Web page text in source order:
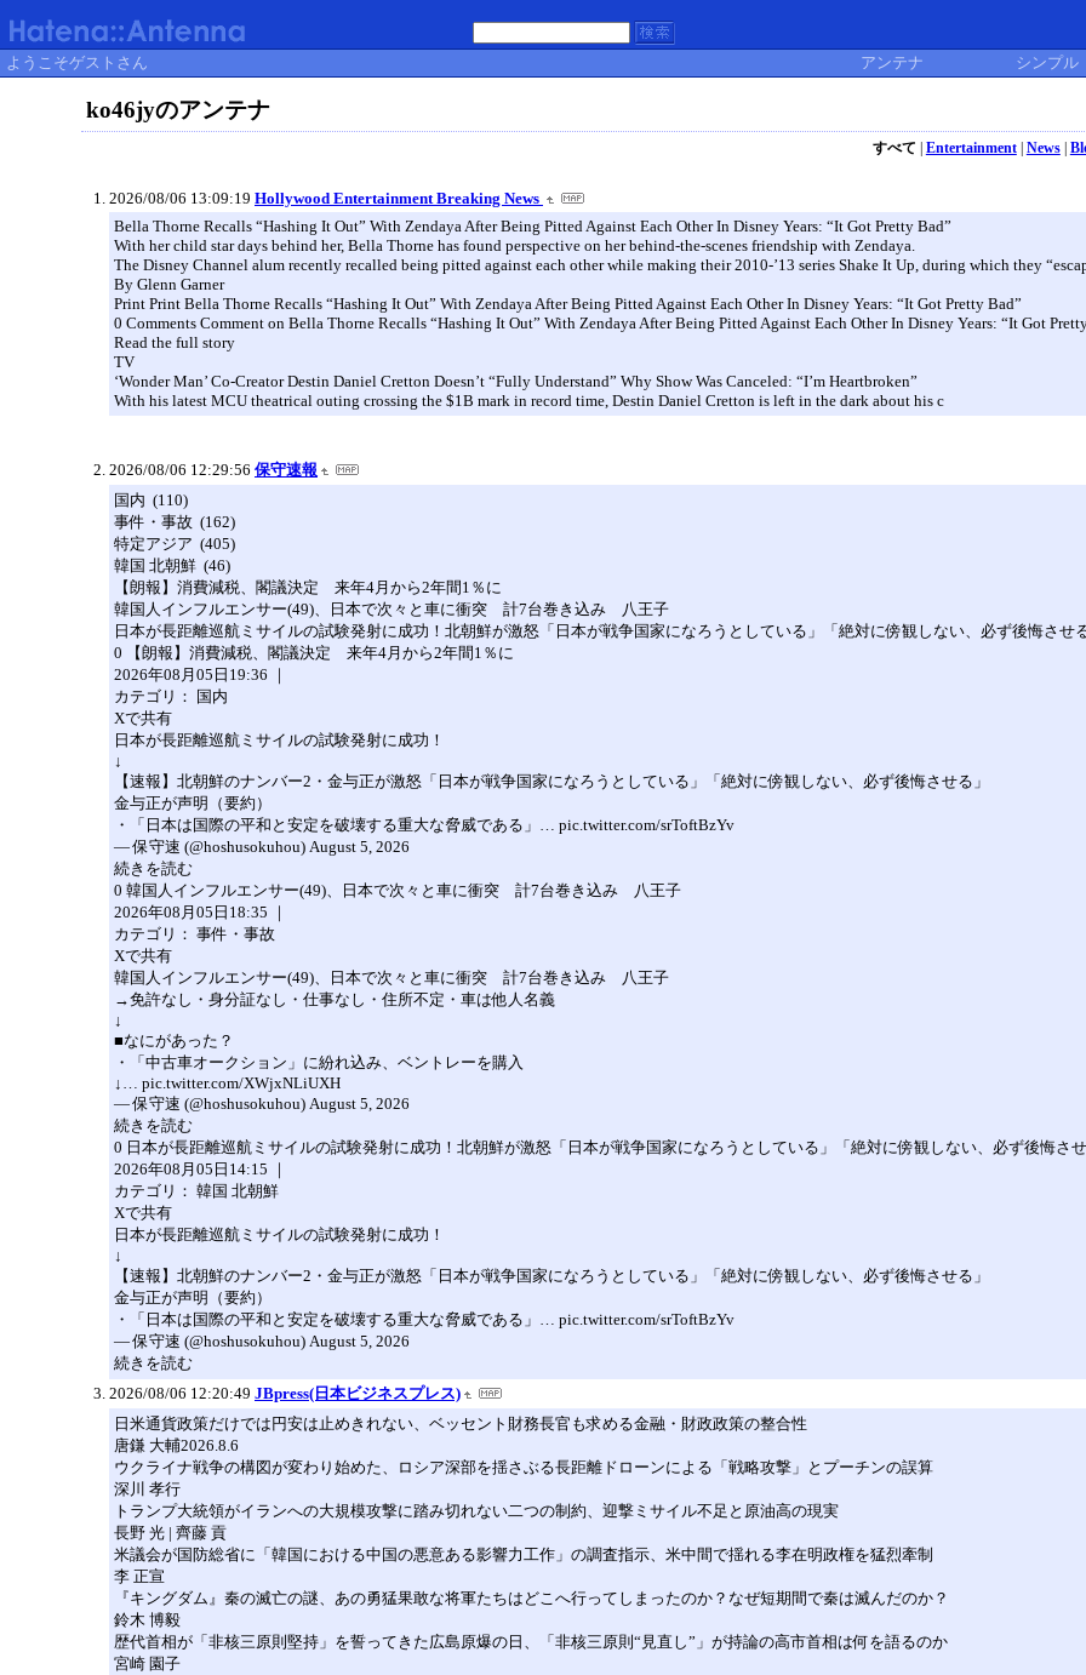
ようこそゲストさん アンテナ シンプル
ko46jyのアンテナ
すべて Entertainment| News|
2026/08/06 13:09:19 Hollywood Entertainment Breaking News
Bella Thorne Recalls “Hashing It Out” With Zendaya After Being Pitted Against Each Other In Disney Years: “It Got Pretty Bad”
With her child star days behind her, Bella Thorne has found perspective on her behind-the-scenes friendship with Zendaya.
The Disney Channel alum recently recalled being pitted against each other while making their 2010-’13 series Shake It Up, during which they
By Glenn Garner
Print Print Bella Thorne Recalls “Hashing It Out” With Zendaya After Being Pitted Against Each Other In Disney Years: “It Got Pretty Bad”
0 Comments Comment on Bella Thorne Recalls “Hashing It Out” With Zendaya After Being Pitted Against Each Other In Disney Years: “It Got
Read the full story
TV
‘Wonder Man’ Co-Creator Destin Daniel Cretton Doesn’t “Fully Understand” Why Show Was Canceled: “I’m Heartbroken”
With his latest MCU theatrical outing crossing the $1B mark in record time, Destin Daniel Cretton is left in the dark about his c
2026/08/06 12:29:56 保守速報
国内 (110)
事件・事故 (162)
特定アジア (405)
韓国 北朝鮮 (46)
【朗報】消費減税、閣議決定 来年4月から2年間1％に
韓国人インフルエンサー(49)、日本で次々と車に衝突 計7台巻き込み 八王子
日本が長距離巡航ミサイルの試験発射に成功！北朝鮮が激怒「日本が戦争国家になろうとしている」「絶対に傍観しない、必ず後悔させ
0 【朗報】消費減税、閣議決定 来年4月から2年間1％に
2026年08月05日19:36 ｜
カテゴリ： 国内
Xで共有
日本が長距離巡航ミサイルの試験発射に成功！
↓
【速報】北朝鮮のナンバー2・金与正が激怒「日本が戦争国家になろうとしている」「絶対に傍観しない、必ず後悔させる」
金与正が声明（要約）
・「日本は国際の平和と安定を破壊する重大な脅威である」… pic.twitter.com/srToftBzYv
— 保守速 (@hoshusokuhou) August 5, 2026
続きを読む
0 韓国人インフルエンサー(49)、日本で次々と車に衝突 計7台巻き込み 八王子
2026年08月05日18:35 ｜
カテゴリ： 事件・事故
Xで共有
韓国人インフルエンサー(49)、日本で次々と車に衝突 計7台巻き込み 八王子
→免許なし・身分証なし・仕事なし・住所不定・車は他人名義
↓
■なにがあった？
・「中古車オークション」に紛れ込み、ベントレーを購入
↓… pic.twitter.com/XWjxNLiUXH
— 保守速 (@hoshusokuhou) August 5, 2026
続きを読む
0 日本が長距離巡航ミサイルの試験発射に成功！北朝鮮が激怒「日本が戦争国家になろうとしている」「絶対に傍観しない、必ず後悔さ
2026年08月05日14:15 ｜
カテゴリ： 韓国 北朝鮮
Xで共有
日本が長距離巡航ミサイルの試験発射に成功！
↓
【速報】北朝鮮のナンバー2・金与正が激怒「日本が戦争国家になろうとしている」「絶対に傍観しない、必ず後悔させる」
金与正が声明（要約）
・「日本は国際の平和と安定を破壊する重大な脅威である」… pic.twitter.com/srToftBzYv
— 保守速 (@hoshusokuhou) August 5, 2026
続きを読む
2026/08/06 12:20:49 JBpress(日本ビジネスプレス)
日米通貨政策だけでは円安は止めきれない、ベッセント財務長官も求める金融・財政政策の整合性
唐鎌 大輔2026.8.6
ウクライナ戦争の構図が変わり始めた、ロシア深部を揺さぶる長距離ドローンによる「戦略攻撃」とプーチンの誤算
深川 孝行
トランプ大統領がイランへの大規模攻撃に踏み切れない二つの制約、迎撃ミサイル不足と原油高の現実
長野 光 | 齊藤 貢
米議会が国防総省に「韓国における中国の悪意ある影響力工作」の調査指示、米中間で揺れる李在明政権を猛烈牽制
李 正宣
『キングダム』秦の滅亡の謎、あの勇猛果敢な将軍たちはどこへ行ってしまったのか？なぜ短期間で秦は滅んだのか？
鈴木 博毅
歴代首相が「非核三原則堅持」を誓ってきた広島原爆の日、「非核三原則“見直し”」が持論の高市首相は何を語るのか
宮崎 園子